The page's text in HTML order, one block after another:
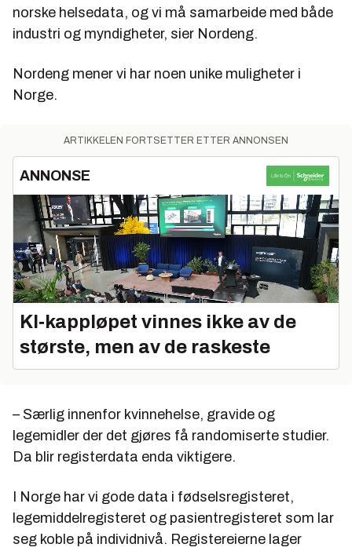
norske helsedata, og vi må samarbeide med både
industri og myndigheter, sier Nordeng.
Nordeng mener vi har noen unike muligheter i
Norge.
ARTIKKELEN FORTSETTER ETTER ANNONSEN
ANNONSE
KI‑kappløpet vinnes ikke av de
største, men av de raskeste
– Særlig innenfor kvinnehelse, gravide og
legemidler der det gjøres få randomiserte studier.
Da blir registerdata enda viktigere.
I Norge har vi gode data i fødselsregisteret,
legemiddelregisteret og pasientregisteret som lar
seg koble på individnivå. Registereierne lager